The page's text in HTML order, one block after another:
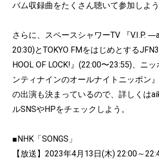
バム収録曲をたくさん聴いて参加しよう
さらに、スペースシャワーTV 『V.I.P.
20:30)とTOKYO FMをはじめとする
HOOL OF LOCK!』(22:00〜23:55)、ニ
ンティナインのオールナイトニッポン
の出演も決まっているので、詳しくは
ルSNSやHPをチェックしよう。
■NHK「SONGS」
【放送】2023年4月13日(木) 22:00～